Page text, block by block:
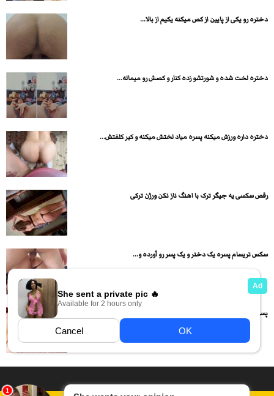
دختره رو یکی از پایین از کص میکنه یکیم از بالا...
دختره لخت شده و شورتشو زده کنار و کصش رو میماله...
دختره داره ورزش میکنه پسره میاد لختش میکنه و کیر کلفتش...
رقص سکسی یه جیگر ترک با اهنگ ناز نکن ورژن ترکی
سکس تریسام پسره یک دختر و یک پسر رو آورده و...
پسره دختره رو بغل کرده و با حرفهای سکسی داره میکنه...